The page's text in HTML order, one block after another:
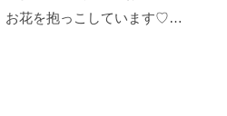
お花を抱っこしています♡…